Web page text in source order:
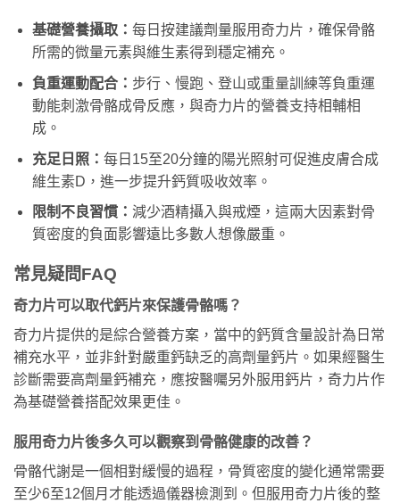
基礎營養攝取： 每日按建議劑量服用奇力片，確保骨骼
所需的微量元素與維生素得到穩定補充。
負重運動配合： 步行、慢跑、登山或重量訓練等負重運
動能刺激骨骼成骨反應，與奇力片的營養支持相輔相
成。
充足日照： 每日15至20分鐘的陽光照射可促進皮膚合成
維生素D，進一步提升鈣質吸收效率。
限制不良習慣： 減少酒精攝入與戒煙，這兩大因素對骨
質密度的負面影響遠比多數人想像嚴重。
常見疑問FAQ
奇力片可以取代鈣片來保護骨骼嗎？
奇力片提供的是綜合營養方案，當中的鈣質含量設計為日常
補充水平，並非針對嚴重鈣缺乏的高劑量鈣片。如果經醫生
診斷需要高劑量鈣補充，應按醫囑另外服用鈣片，奇力片作
為基礎營養搭配效果更佳。
服用奇力片後多久可以觀察到骨骼健康的改善？
骨骼代謝是一個相對緩慢的過程，骨質密度的變化通常需要
至少6至12個月才能透過儀器檢測到。但服用奇力片後的整